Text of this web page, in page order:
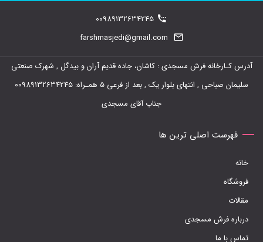
ممکن
است
محصول
انتخاب
شوند
00989132634245
farshmasjedi@gmail.com
آدرس کـارخانه فرش مسجدی : کاشان، جاده قدیم آران و بیدگل , شهرک صنعتی
سلیمان صباحی , انتهای بلوار یک , بعد از فرعی 5 همـراه: 00989132634245
جناب آقای مسجدی
فهرست اصلی ترین ها
خانه
فروشگاه
مقالات
درباره فرش مسجدی
تماس با ما